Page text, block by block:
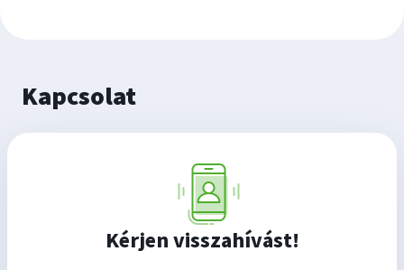
Kapcsolat
Kérjen visszahívást!